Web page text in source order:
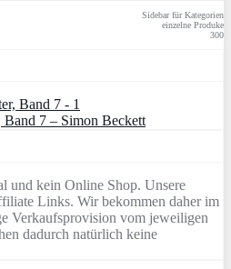
Sidebar für Kategorien
einzelne Produke
300
7 – Simon Beckett
und kein Online Shop. Unsere
Links. Wir bekommen daher im
Verkaufsprovision vom jeweiligen
dadurch natürlich keine